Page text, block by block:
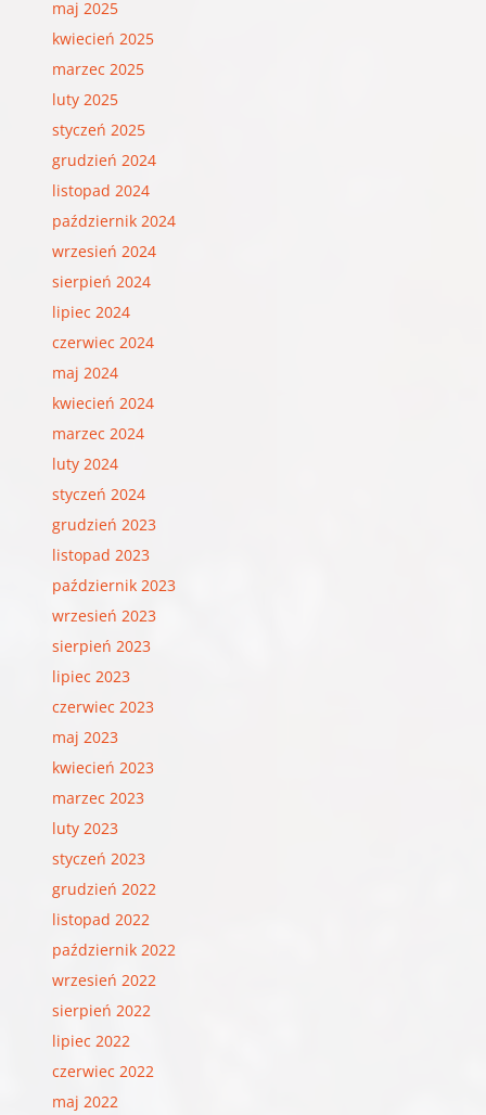
maj 2025
kwiecień 2025
marzec 2025
luty 2025
styczeń 2025
grudzień 2024
listopad 2024
październik 2024
wrzesień 2024
sierpień 2024
lipiec 2024
czerwiec 2024
maj 2024
kwiecień 2024
marzec 2024
luty 2024
styczeń 2024
grudzień 2023
listopad 2023
październik 2023
wrzesień 2023
sierpień 2023
lipiec 2023
czerwiec 2023
maj 2023
kwiecień 2023
marzec 2023
luty 2023
styczeń 2023
grudzień 2022
listopad 2022
październik 2022
wrzesień 2022
sierpień 2022
lipiec 2022
czerwiec 2022
maj 2022